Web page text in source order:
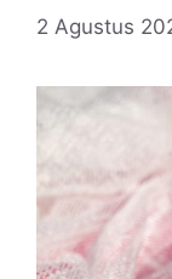
2 Agustus